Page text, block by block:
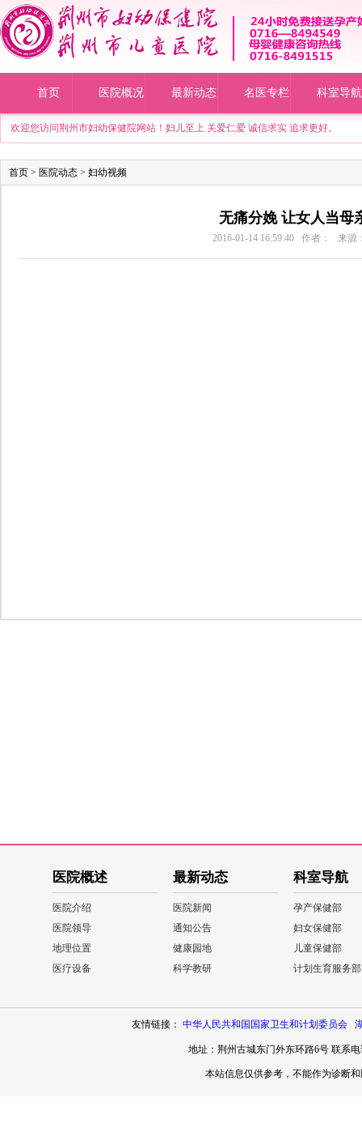
首页 医院概况 最新动态 名医专栏 科室导航
欢迎您访问荆州市妇幼保健院网站！妇儿至上 关爱仁爱 诚信求实 追求更好。
首页 > 医院动态 > 妇幼视频
无痛分娩 让女人当母
2016-01-14 16:59:40 作者： 来
医院概述
医院介绍
医院领导
地理位置
医疗设备
最新动态
医院新闻
通知公告
健康园地
科学教研
科室导航
孕产保健部
妇女保健部
儿童保健部
计划生育服务部
友情链接： 中华人民共和国国家卫生和计划委员会
地址：荆州古城东门外东环路6号 联系电
本站信息仅供参考，不能作为诊断